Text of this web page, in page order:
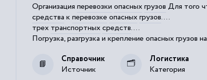
Организация перевозки опасныхгрузов Для того
средства к перевозке опасныхгрузов....
трех транспортныхсредств....
Погрузка, разгрузка и крепление опасныхгрузов
Источник
Справочник
Категория
Логистика